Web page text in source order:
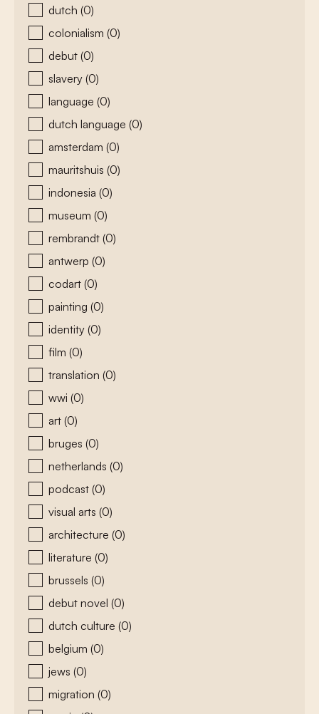
dutch (0)
colonialism (0)
debut (0)
slavery (0)
language (0)
dutch language (0)
amsterdam (0)
mauritshuis (0)
indonesia (0)
museum (0)
rembrandt (0)
antwerp (0)
codart (0)
painting (0)
identity (0)
film (0)
translation (0)
wwi (0)
art (0)
bruges (0)
netherlands (0)
podcast (0)
visual arts (0)
architecture (0)
literature (0)
brussels (0)
debut novel (0)
dutch culture (0)
belgium (0)
jews (0)
migration (0)